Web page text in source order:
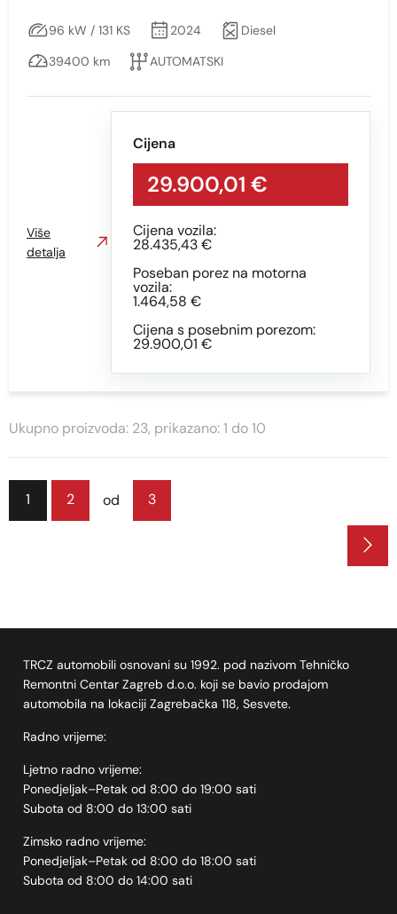
96 kW / 131 KS 2024
Diesel
39400 km
AUTOMATSKI
Cijena
29.900,01 €
Cijena vozila:
28.435,43 €
Poseban porez na motorna
vozila:
1.464,58 €
Cijena s posebnim porezom:
29.900,01 €
Više
detalja
Ukupno proizvoda: 23, prikazano: 1 do 10
1 2 od 3
TRCZ automobili osnovani su 1992. pod nazivom Tehničko
Remontni Centar Zagreb d.o.o. koji se bavio prodajom
automobila na lokaciji Zagrebačka 118, Sesvete.
Radno vrijeme:
Ljetno radno vrijeme:
Ponedjeljak–Petak od 8:00 do 19:00 sati
Subota od 8:00 do 13:00 sati
Zimsko radno vrijeme:
Ponedjeljak–Petak od 8:00 do 18:00 sati
Subota od 8:00 do 14:00 sati